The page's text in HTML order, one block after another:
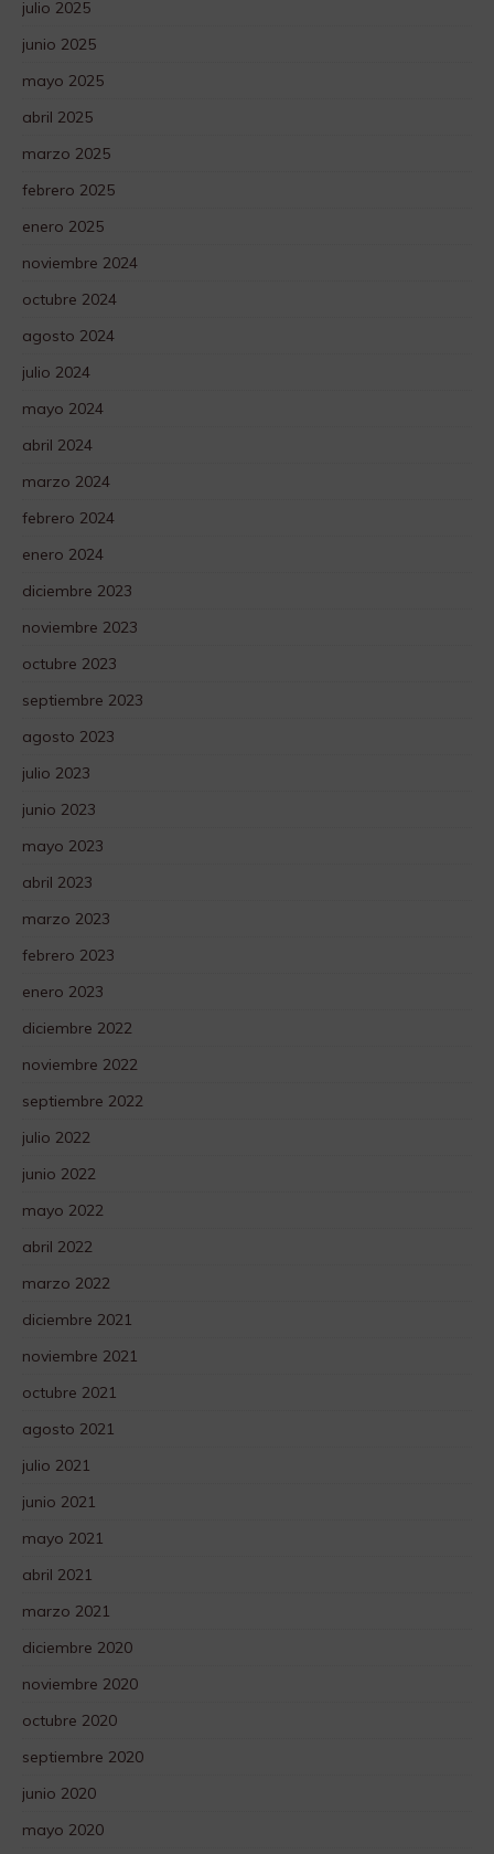
julio 2025
junio 2025
mayo 2025
abril 2025
marzo 2025
febrero 2025
enero 2025
noviembre 2024
octubre 2024
agosto 2024
julio 2024
mayo 2024
abril 2024
marzo 2024
febrero 2024
enero 2024
diciembre 2023
noviembre 2023
octubre 2023
septiembre 2023
agosto 2023
julio 2023
junio 2023
mayo 2023
abril 2023
marzo 2023
febrero 2023
enero 2023
diciembre 2022
noviembre 2022
septiembre 2022
julio 2022
junio 2022
mayo 2022
abril 2022
marzo 2022
diciembre 2021
noviembre 2021
octubre 2021
agosto 2021
julio 2021
junio 2021
mayo 2021
abril 2021
marzo 2021
diciembre 2020
noviembre 2020
octubre 2020
septiembre 2020
junio 2020
mayo 2020